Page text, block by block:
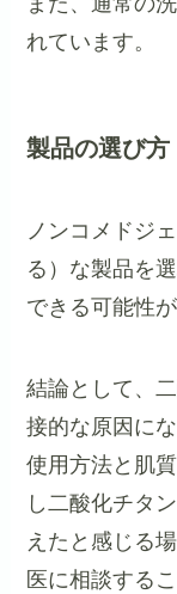
れています。
製品の選び方
ノンコメドジ
る）な製品を
できる可能性が
結論として、
接的な原因に
使用方法と肌
し二酸化チタ
えたと感じる
医に相談する